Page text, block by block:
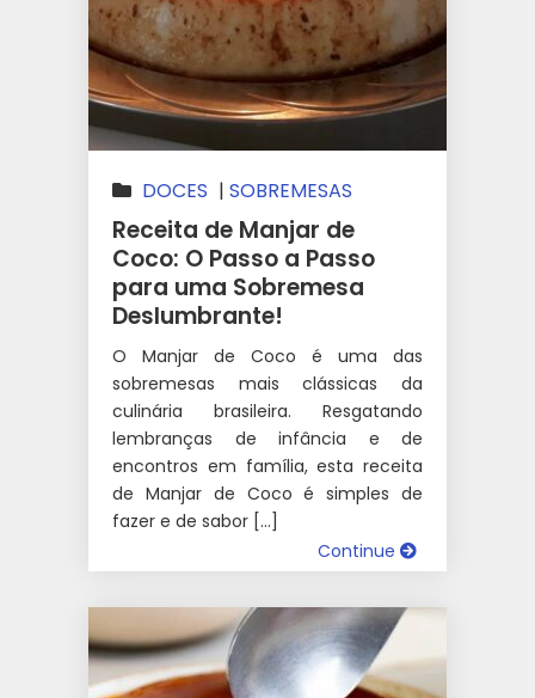
DOCES | SOBREMESAS
Receita de Manjar de
Coco: O Passo a Passo
para uma Sobremesa
Deslumbrante!
O Manjar de Coco é uma das
sobremesas mais clássicas da
culinária brasileira. Resgatando
lembranças de infância e de
encontros em família, esta receita
de Manjar de Coco é simples de
fazer e de sabor […]
Continue